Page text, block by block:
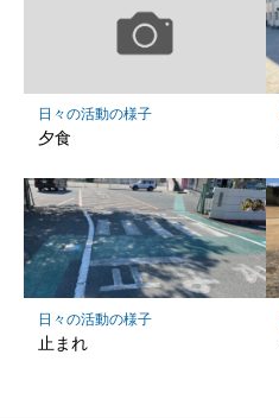
日々の活動の様子
夕食
日々の活動の様子
止まれ